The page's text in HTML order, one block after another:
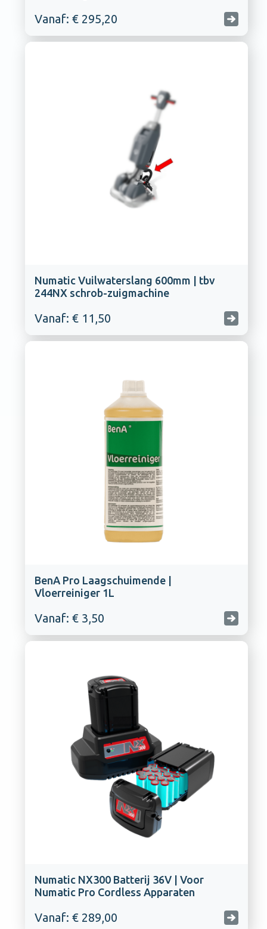
Vanaf: € 295,20
Numatic Vuilwaterslang 600mm | tbv
244NX schrob-zuigmachine
Vanaf: € 11,50
BenA Pro Laagschuimende |
Vloerreiniger 1L
Vanaf: € 3,50
Numatic NX300 Batterij 36V | Voor
Numatic Pro Cordless Apparaten
Vanaf: € 289,00